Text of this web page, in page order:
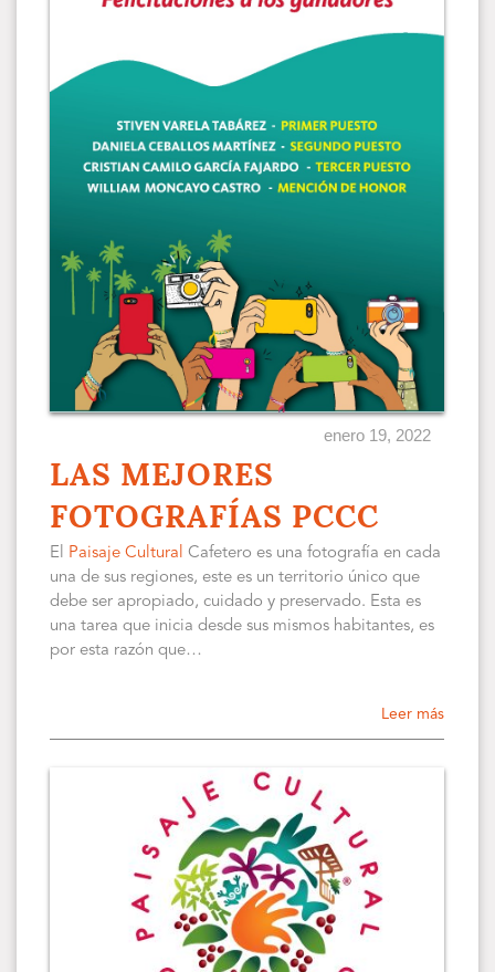
enero 19, 2022
LAS MEJORES
FOTOGRAFÍAS PCCC
El Paisaje Cultural Cafetero es una fotografía en cada
una de sus regiones, este es un territorio único que
debe ser apropiado, cuidado y preservado. Esta es
una tarea que inicia desde sus mismos habitantes, es
por esta razón que…
Leer más